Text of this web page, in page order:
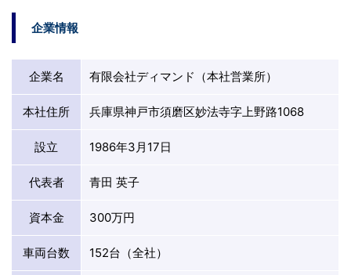
企業情報
企業名 有限会社ディマンド（本社営業所）
本社住所 兵庫県神戸市須磨区妙法寺字上野路1068
設立 1986年3月17日
代表者 青田 英子
資本金 300万円
車両台数 152台（全社）